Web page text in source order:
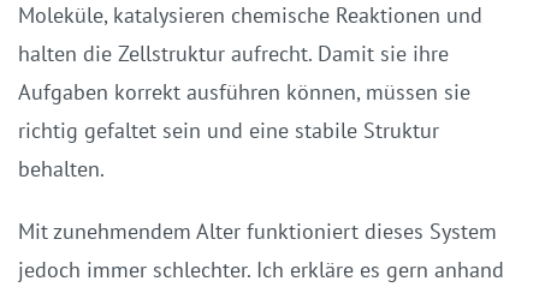
Moleküle, katalysieren chemische Reaktionen und
halten die Zellstruktur aufrecht. Damit sie ihre
Aufgaben korrekt ausführen können, müssen sie
richtig gefaltet sein und eine stabile Struktur
behalten.
Mit zunehmendem Alter funktioniert dieses System
jedoch immer schlechter. Ich erkläre es gern anhand